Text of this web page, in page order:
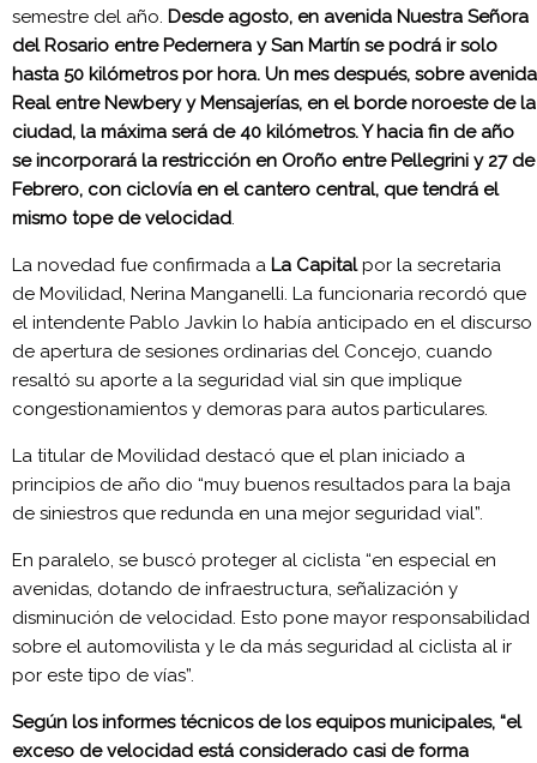
semestre del año. Desde agosto, en avenida Nuestra Señora
del Rosario entre Pedernera y San Martín se podrá ir solo
hasta 50 kilómetros por hora. Un mes después, sobre avenida
Real entre Newbery y Mensajerías, en el borde noroeste de la
ciudad, la máxima será de 40 kilómetros. Y hacia fin de año
se incorporará la restricción en Oroño entre Pellegrini y 27 de
Febrero, con ciclovía en el cantero central, que tendrá el
mismo tope de velocidad.
La novedad fue confirmada a La Capitalpor la secretaria
de Movilidad, Nerina Manganelli. La funcionaria recordó que
el intendente Pablo Javkin lo había anticipado en el discurso
de apertura de sesiones ordinarias del Concejo, cuando
resaltó su aporte a la seguridad vial sin que implique
congestionamientos y demoras para autos particulares.
La titular de Movilidad destacó que el plan iniciado a
principios de año dio “muy buenos resultados para la baja
de siniestros que redunda en una mejor seguridad vial”.
En paralelo, se buscó proteger al ciclista “en especial en
avenidas, dotando de infraestructura, señalización y
disminución de velocidad. Esto pone mayor responsabilidad
sobre el automovilista y le da más seguridad al ciclista al ir
por este tipo de vías”.
Según los informes técnicos de los equipos municipales, “el
exceso de velocidad está considerado casi de forma